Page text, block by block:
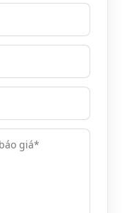
quý khách
lịch, tinh tế kết
của một trong
tại Vịnh Lan Hạ.
của mình du
bãi tắm tuyệt đẹp,
đảo lớn nhỏ